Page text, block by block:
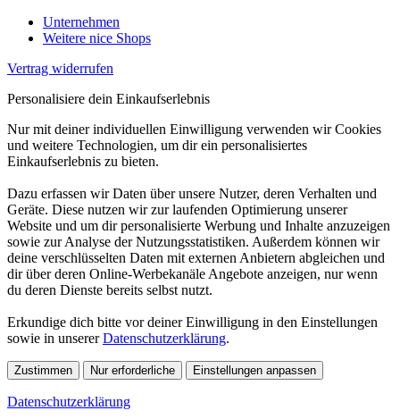
Unternehmen
Weitere nice Shops
Vertrag widerrufen
Personalisiere dein Einkaufserlebnis
Nur mit deiner individuellen Einwilligung verwenden wir Cookies
und weitere Technologien, um dir ein personalisiertes
Einkaufserlebnis zu bieten.
Dazu erfassen wir Daten über unsere Nutzer, deren Verhalten und
Geräte. Diese nutzen wir zur laufenden Optimierung unserer
Website und um dir personalisierte Werbung und Inhalte anzuzeigen
sowie zur Analyse der Nutzungsstatistiken. Außerdem können wir
deine verschlüsselten Daten mit externen Anbietern abgleichen und
dir über deren Online-Werbekanäle Angebote anzeigen, nur wenn
du deren Dienste bereits selbst nutzt.
Erkundige dich bitte vor deiner Einwilligung in den Einstellungen
sowie in unsererDatenschutzerklärung.
Zustimmen Nur erforderliche Einstellungen anpassen
Datenschutzerklärung